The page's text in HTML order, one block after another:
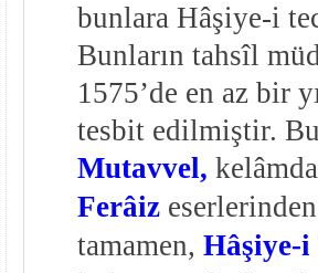
bunlara Hâşiye-i
Bunların tahsîl
1575’de en az bir
tesbit edilmiştir.
Mutavvel, kelâmda
Ferâizeserlerinden
tamamen, Hâşiye-i